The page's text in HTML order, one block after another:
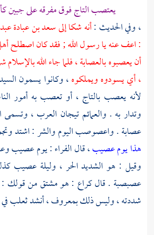
يعتصب التاج فوق مفرقه على جبين
، وفي الحديث :أنه شكا إلىسعد بن عبادة
: اعف عنه يا رسول الله ; فقد كان اصطلح
أن يعصبوه بالعصابة ، فلما جاء الله
، أي يسودوه ويملكوه، وكانوا يسمون
لأنه يعصب بالتاج ، أو تعصب به أمور
وتدار به . والعمائم تيجان العرب ،
عصابة . واعصوصب اليوم والشر : اشتد
هذا يوم عصيب، قالالفراء: يوم عصيب
وقيل : هو الشديد الحر ، وليلة عصيب
عصبصبة . قالكراع : هو مشتق من قولك :
شددته ، وليس ذلك بمعروف ، أنشدثعلب